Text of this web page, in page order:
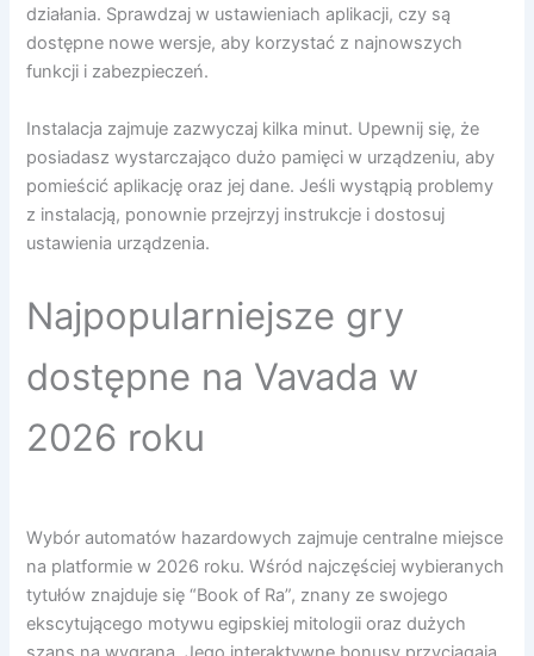
działania. Sprawdzaj w ustawieniach aplikacji, czy są
dostępne nowe wersje, aby korzystać z najnowszych
funkcji i zabezpieczeń.
Instalacja zajmuje zazwyczaj kilka minut. Upewnij się, że
posiadasz wystarczająco dużo pamięci w urządzeniu, aby
pomieścić aplikację oraz jej dane. Jeśli wystąpią problemy
z instalacją, ponownie przejrzyj instrukcje i dostosuj
ustawienia urządzenia.
Najpopularniejsze gry
dostępne na Vavada w
2026 roku
Wybór automatów hazardowych zajmuje centralne miejsce
na platformie w 2026 roku. Wśród najczęściej wybieranych
tytułów znajduje się “Book of Ra”, znany ze swojego
ekscytującego motywu egipskiej mitologii oraz dużych